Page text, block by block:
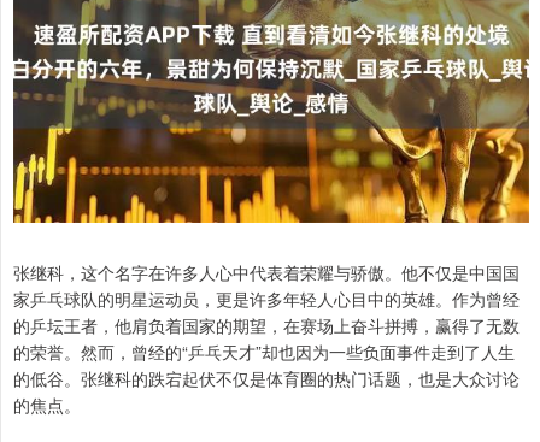
张继科，这个名字在许多人心中代表着荣耀与骄傲。他不仅是中国国
家乒乓球队的明星运动员，更是许多年轻人心目中的英雄。作为曾经
的乒坛王者，他肩负着国家的期望，在赛场上奋斗拼搏，赢得了无数
的荣誉。然而，曾经的“乒乓天才”却也因为一些负面事件走到了人生
的低谷。张继科的跌宕起伏不仅是体育圈的热门话题，也是大众讨论
的焦点。